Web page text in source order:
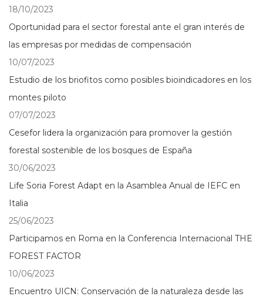
18/10/2023
Oportunidad para el sector forestal ante el gran interés de
las empresas por medidas de compensación
10/07/2023
Estudio de los briofitos como posibles bioindicadores en los
montes piloto
07/07/2023
Cesefor lidera la organización para promover la gestión
forestal sostenible de los bosques de España
30/06/2023
Life Soria Forest Adapt en la Asamblea Anual de IEFC en
Italia
25/06/2023
Participamos en Roma en la Conferencia Internacional THE
FOREST FACTOR
10/06/2023
Encuentro UICN: Conservación de la naturaleza desde las